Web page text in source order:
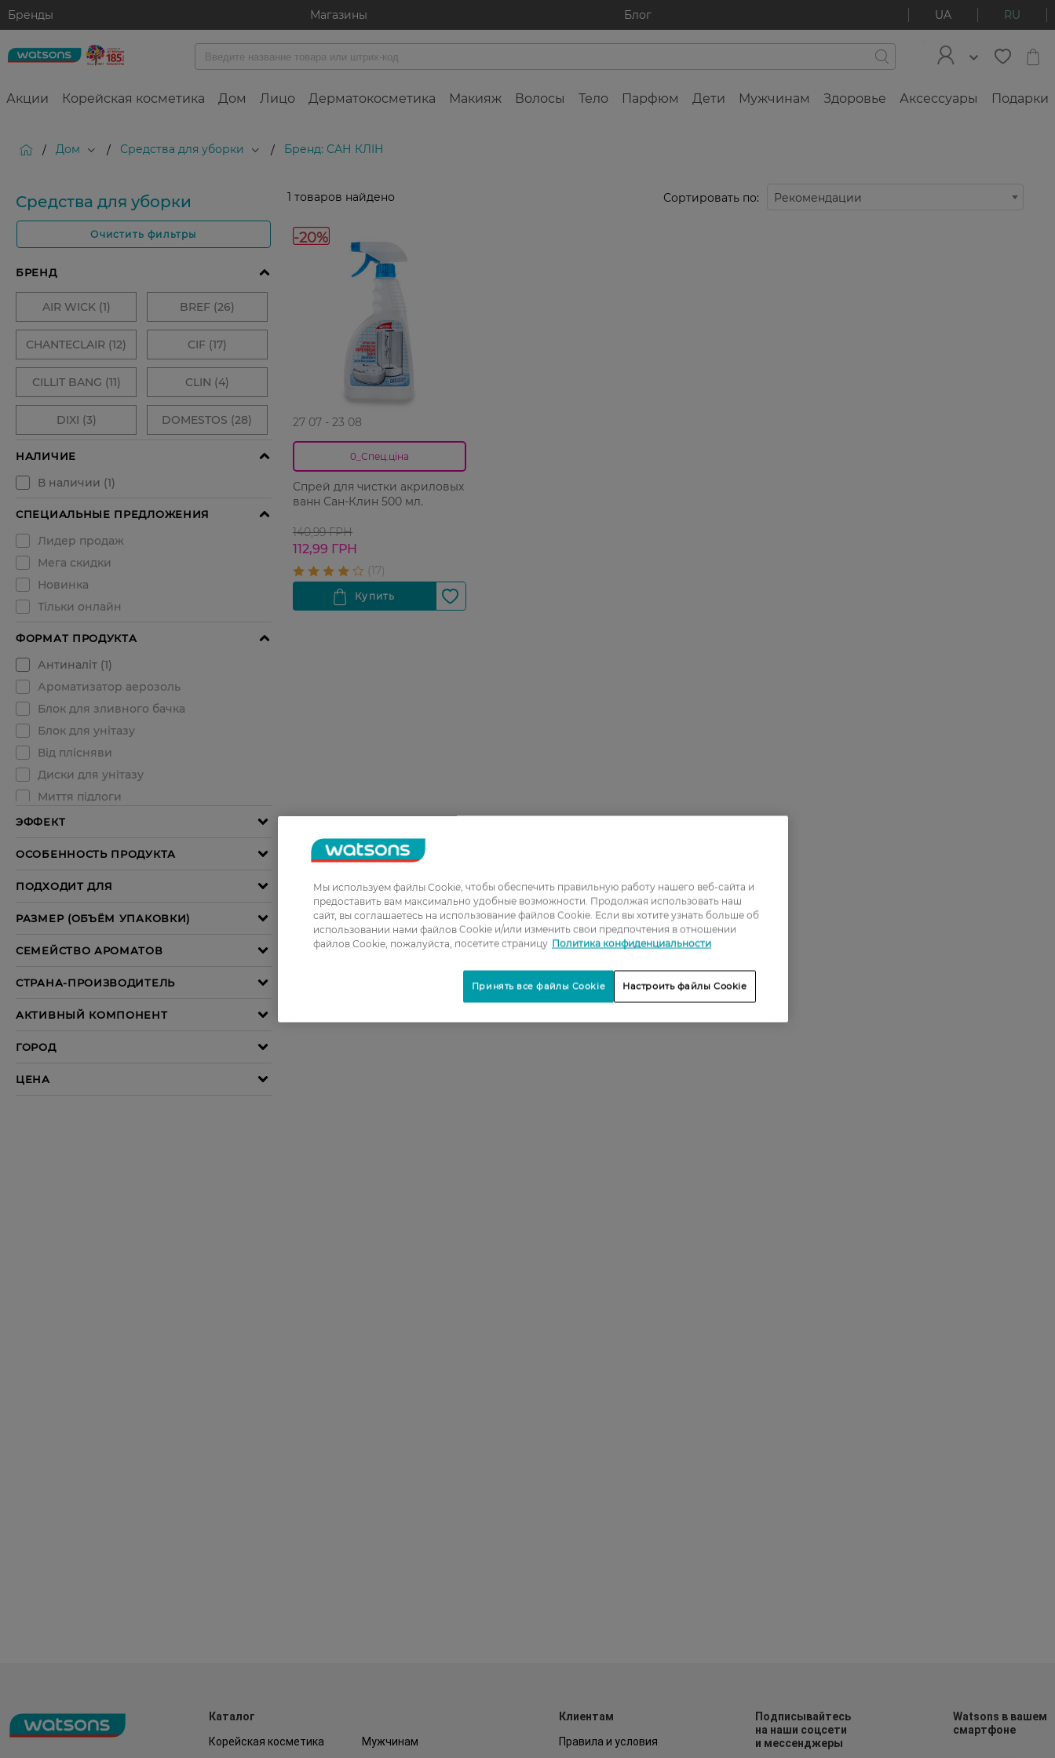
Бренды Магазины Блог UA RU
Акции Корейская косметика Дом Лицо Дерматокосметика Макияж Волосы Тело Парфюм Дети Мужчинам Здоровье Аксессуары Подарки
/ Дом / Средства для уборки / Бренд: САН КЛІН
Средства для уборки
Очистить фильтры
1 товаров найдено Сортировать по: Рекомендации
-20%
27 07 - 23 08
0_Спец.ціна
Спрей для чистки акриловых
ванн Сан-Клин 500 мл.
140,99 ГРН
112,99 ГРН
Каталог
Корейская косметика
Мужчинам
Клиентам
Правила и условия
Подписывайтесь
на наши соцсети
и мессенджеры
Watsons в вашем
смартфоне
Мы используем файлы Cookie, чтобы обеспечить правильную работу нашего веб-сайта и
предоставить вам максимально удобные возможности. Продолжая использовать наш
сайт, вы соглашаетесь на использование файлов Cookie. Если вы хотите узнать больше об
использовании нами файлов Cookie и/или изменить свои предпочтения в отношении
файлов Cookie, пожалуйста, посетите страницу Политика конфиденциальности
Настроить файлы Cookie
Принять все файлы Cookie